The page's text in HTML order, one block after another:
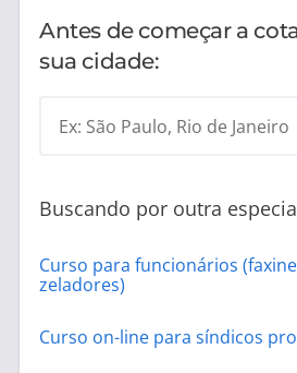
Antes de começar a
sua cidade:
Ex: São Paulo, Rio de Janeiro
Buscando por outra
Curso para funcionários
zeladores)
Curso on-line para síndicos